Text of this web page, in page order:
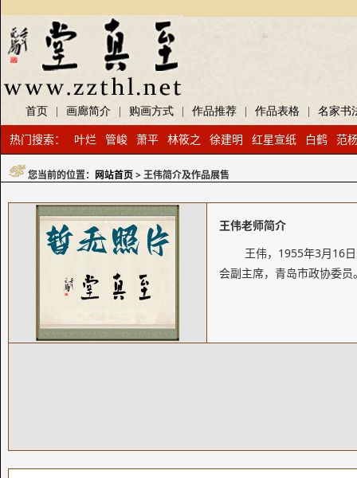
首页 画廊简介 购画方式 作品推荐 作品表格 名家书
热门搜索： 叶烂 管峻 萧平 林筱之 徐建明 红星宣纸 白鹤 范
您当前的位置： 网站首页> 王伟简介及作品展售
王伟老师简介
王伟，1955年3月16
会副主席，青岛市政协委